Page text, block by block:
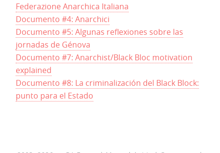
Federazione Anarchica Italiana
Documento #4: Anarchici
Documento #5: Algunas reflexiones sobre las
jornadas de Génova
Documento #7: Anarchist/Black Bloc motivation
explained
Documento #8: La criminalización del Black Block:
punto para el Estado